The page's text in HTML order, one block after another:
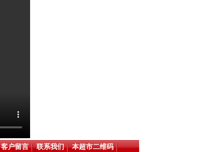
客户留言 联系我们 本超市二维码